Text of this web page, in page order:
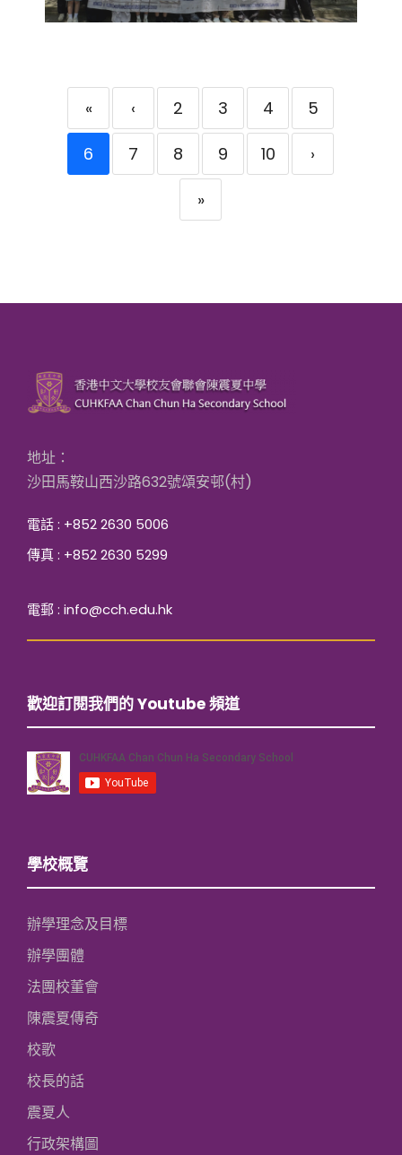
« ‹ 2 3 4 5
6 7 8 9 10 ›
»
地址：
沙田馬鞍山西沙路632號頌安邨(村)
電話 : +852 2630 5006
傳真 : +852 2630 5299
電郵 : info@cch.edu.hk
歡迎訂閱我們的 Youtube 頻道
學校概覽
辦學理念及目標
辦學團體
法團校董會
陳震夏傳奇
校歌
校長的話
震夏人
行政架構圖